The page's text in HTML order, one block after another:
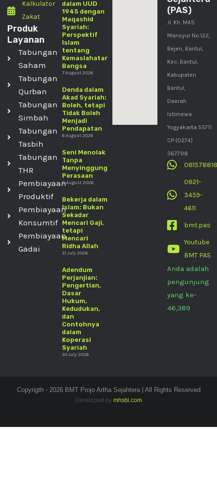
Kalkulator
Zakat
Produk
Layanan
Tabungan
Saham
Tabungan
Qurban
Tabungan
Simbah
Tabungan
Tasbih
Tabungan
THR
Pembiayaan
Produktif
Pembiayaan
Konsumtif
Pembiayaan
Gadai
dalam UUD
1945 dengan
Maqashid
Syariah:
Perspektif
Islam
tentang
Kemaslahatan
Bangsa
7 August 2026
Denda dalam
Akad Syariah:
Boleh, tetapi
Tidak Boleh
Menjadi
Pendapatan
6 August 2026
Seni Menolak
Tanpa
Menyinggung
Perasaan
3 August 2026
Bekerja dalam
Islam: Bukan
Sekadar
Mencari Gaji,
tetapi
Mencari
Ridha Allah
31 July 2026
Adendum
Perjanjian:
Pengertian,
Dasar
Hukum,
Kedudukan,
dan
Contohnya
dalam
Koperasi
Syariah
30 July 2026
(PAS)
Jl. Kh. MAS
Mansyur No.122,
Bejen, Bantul,
Kec. Bantul,
Kabupaten
Bantul,
Daerah
Istimewa
Yogyakarta 55711
CP:(0274)
367798
0821-
3459-
4611
bmt.pas
Youtube
BMT PAS
Anda adalah
pengunjung
yang ke-
46,389
Copyrigth - 2026 BMT Projo Artha Sejahtera | All Rights Reserved
Developed by mhsbi.com